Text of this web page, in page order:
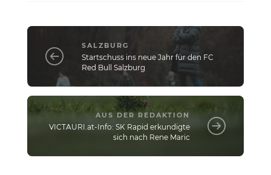
SALZBURG
Startschuss ins neue Jahr für den FC
Red Bull Salzburg
AUS DER REDAKTION
VICTAURI.at-Info: SK Rapid erkundigte
sich nach Rene Maric